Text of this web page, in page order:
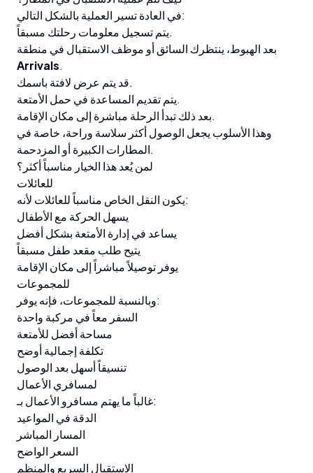
في العادة تسير العملية بالشكل التالي:
يتم تسجيل معلومات رحلتك مسبقاً.
بعد الهبوط، ينتظرك السائق أو موظف الاستقبال في منطقة
Arrivals.
قد يتم عرض لافتة باسمك.
يتم تقديم المساعدة في حمل الأمتعة.
بعد ذلك تبدأ الرحلة مباشرة إلى مكان الإقامة.
وهذا الأسلوب يجعل الوصول أكثر سلاسة وراحة، خاصة في
المطارات الكبيرة أو المزدحمة.
لمن يُعد هذا الخيار مناسباً أكثر؟
للعائلات
يكون النقل الخاص مناسباً للعائلات لأنه:
يسهل الحركة مع الأطفال
يساعد في إدارة الأمتعة بشكل أفضل
يتيح طلب مقعد طفل مسبقاً
يوفر توصيلاً مباشراً إلى مكان الإقامة
للمجموعات
وبالنسبة للمجموعات، فإنه يوفر:
السفر معاً في مركبة واحدة
مساحة أفضل للأمتعة
تكلفة إجمالية أوضح
تنسيقاً أسهل بعد الوصول
لمسافري الأعمال
غالباً ما يهتم مسافرو الأعمال بـ:
الدقة في المواعيد
المسار المباشر
السعر الواضح
الاستقبال السريع والمنظم